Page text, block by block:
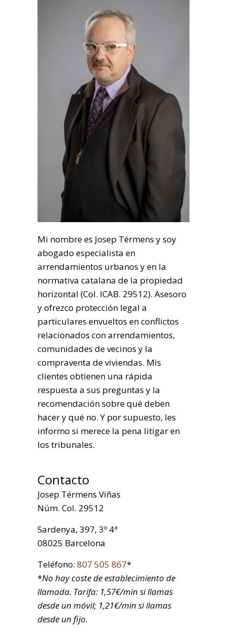
Mi nombre es Josep Térmens y soy
abogado especialista en
arrendamientos urbanos y en la
normativa catalana de la propiedad
horizontal (Col. ICAB. 29512). Asesoro
y ofrezco protección legal a
particulares envueltos en conflictos
relacionados con arrendamientos,
comunidades de vecinos y la
compraventa de viviendas. Mis
clientes obtienen una rápida
respuesta a sus preguntas y la
recomendación sobre qué deben
hacer y qué no. Y por supuesto, les
informo si merece la pena litigar en
los tribunales.
Contacto
Josep Térmens Viñas
Núm. Col. 29512
Sardenya, 397, 3º 4ª
08025 Barcelona
Teléfono: 807 505 867*
*No hay coste de establecimiento de
llamada. Tarifa: 1,57€/min si llamas
desde un móvil; 1,21€/min si llamas
desde un fijo.